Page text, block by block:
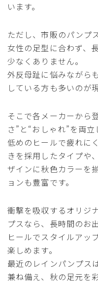
います。
ただし、市販のパンプ
女性の足型に合わず、
少なくありません。
外反母趾に悩みながら
している方も多いのが
そこで各メーカーから
さ”と“おしゃれ”を両
低めのヒールで疲れに
きを採用したタイプや
ザインに秋色カラーを
ョンも豊富です。
衝撃を吸収するオリジ
プスなら、長時間のお
ヒールでスタイルアッ
楽しめます。
最近のレインパンプス
兼ね備え、秋の足元を